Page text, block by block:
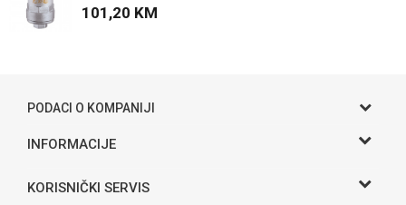
101,20 KM
PODACI O KOMPANIJI
Gama S doo
Adresa
INFORMACIJE
O nama
KORISNIČKI SERVIS